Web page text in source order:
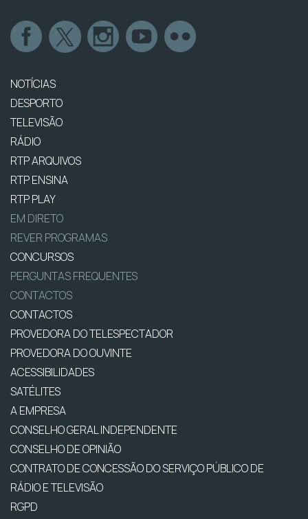
NOTÍCIAS
DESPORTO
TELEVISÃO
RÁDIO
RTP ARQUIVOS
RTP ENSINA
RTP PLAY
EM DIRETO
REVER PROGRAMAS
CONCURSOS
PERGUNTAS FREQUENTES
CONTACTOS
CONTACTOS
PROVEDORA DO TELESPECTADOR
PROVEDORA DO OUVINTE
ACESSIBILIDADES
SATÉLITES
A EMPRESA
CONSELHO GERAL INDEPENDENTE
CONSELHO DE OPINIÃO
CONTRATO DE CONCESSÃO DO SERVIÇO PÚBLICO DE
RÁDIO E TELEVISÃO
RGPD